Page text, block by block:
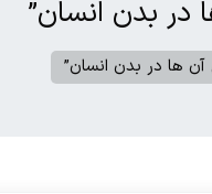
در بدن انسان”
آن ها در بدن انسان”